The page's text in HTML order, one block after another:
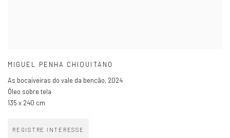
MIGUEL PENHA CHIQUITANO
As bocaiveiras do vale da bencão, 2024
Óleo sobre tela
135 x 240 cm
REGISTRE INTERESSE